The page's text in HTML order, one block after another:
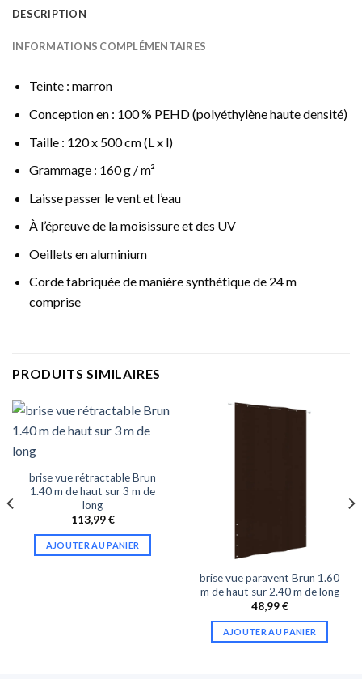
DESCRIPTION
INFORMATIONS COMPLÉMENTAIRES
Teinte : marron
Conception en : 100 % PEHD (polyéthylène haute densité)
Taille : 120 x 500 cm (L x l)
Grammage : 160 g / m²
Laisse passer le vent et l’eau
À l’épreuve de la moisissure et des UV
Oeillets en aluminium
Corde fabriquée de manière synthétique de 24 m
comprise
PRODUITS SIMILAIRES
brise vue rétractable Brun
1.40 m de haut sur 3 m de
long
113,99€
AJOUTER AU PANIER
brise vue paravent Brun 1.60
m de haut sur 2.40 m de long
48,99€
AJOUTER AU PANIER